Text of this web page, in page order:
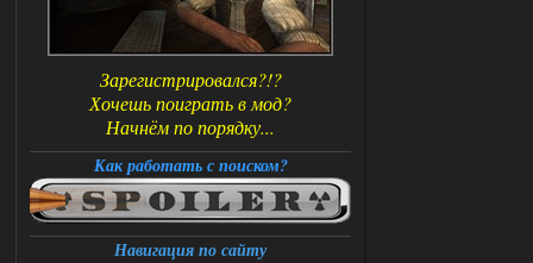
Зарегистрировался?!?
Хочешь поиграть в мод?
Начнём по порядку...
Как работать с поиском?
Навигация по сайту